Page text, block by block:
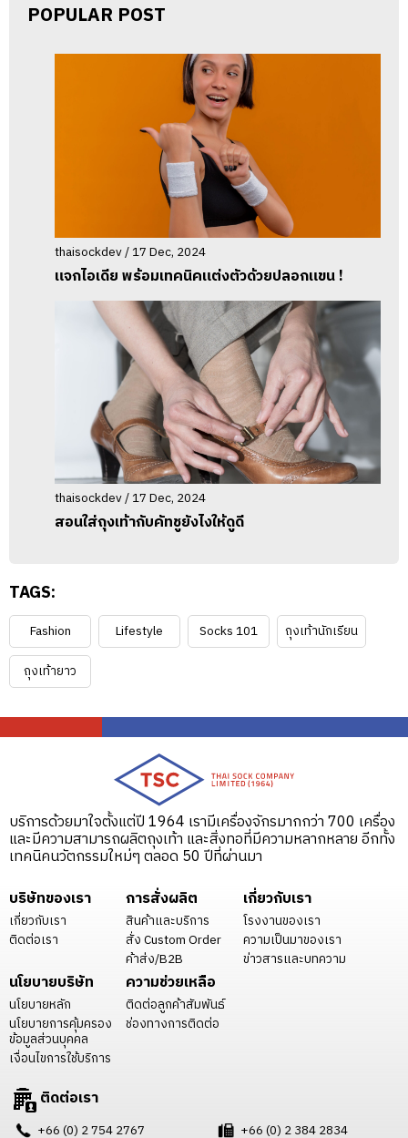
POPULAR POST
thaisockdev / 17 Dec, 2024
แจกไอเดีย พร้อมเทคนิคแต่งตัวด้วยปลอกแขน !
thaisockdev / 17 Dec, 2024
สอนใส่ถุงเท้ากับคัทชูยังไงให้ดูดี
TAGS:
Fashion Lifestyle Socks 101
ถุงเท้านักเรียน
ถุงเท้ายาว
บริการด้วยมาใจตั้งแต่ปี 1964 เรามีเครื่องจักรมากกว่า 700 เครื่อง
และมีความสามารถผลิตถุงเท้า และสิ่งทอที่มีความหลากหลาย อีกทั้ง
เทคนิคนวัตกรรมใหม่ๆ ตลอด 50 ปีที่ผ่านมา
บริษัทของเรา
เกี่ยวกับเรา
ติดต่อเรา
การสั่งผลิต
สินค้าและบริการ
สั่ง Custom Order
ค้าส่ง/B2B
เกี่ยวกับเรา
โรงงานของเรา
ความเป็นมาของเรา
ข่าวสารและบทความ
นโยบายบริษัท
นโยบายหลัก
นโยบายการคุ้มครอง
ข้อมูลส่วนบุคคล
เงื่อนไขการใช้บริการ
ความช่วยเหลือ
ติดต่อลูกค้าสัมพันธ์
ช่องทางการติดต่อ
ติดต่อเรา
+66 (0) 2 754 2767 +66 (0) 2 384 2834